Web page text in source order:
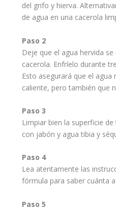
del grifo y hierva.
de agua en una cacerola
Paso 2
Deje que el agua hervida
cacerola. Enfríelo durante
Esto asegurará que el
caliente, pero también que
Paso 3
Limpiar bien la superficie
con jabón y agua tibia y
Paso 4
Lea atentamente las
fórmula para saber cuánta
Paso 5